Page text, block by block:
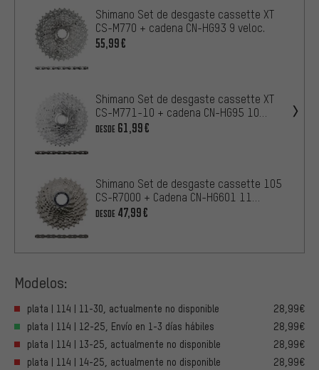
Shimano Set de desgaste cassette XT
CS-M770 + cadena CN-HG93 9 veloc.
55,99€
Shimano Set de desgaste cassette XT
CS-M771-10 + cadena CN-HG95 10
veloc.
DESDE 61,99€
Shimano Set de desgaste cassette 105
CS-R7000 + Cadena CN-HG601 11
velocidades
DESDE 47,99€
Modelos:
plata | 114 | 11-30, actualmente no disponible
28,99€
plata | 114 | 12-25, Envío en 1-3 días hábiles
28,99€
plata | 114 | 13-25, actualmente no disponible
28,99€
plata | 114 | 14-25, actualmente no disponible
28,99€